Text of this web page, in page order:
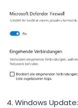
4. Windows Update: